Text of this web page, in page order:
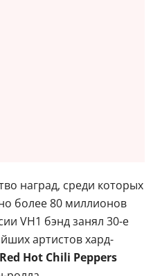
наград, среди которых
более 80 миллионов
VH1 бэнд занял 30-е
артистов хард-
Red Hot Chili Peppers